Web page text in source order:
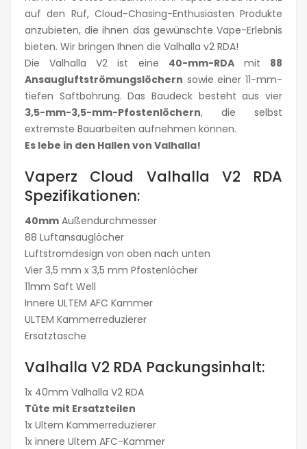
auf den Ruf, Cloud-Chasing-Enthusiasten Produkte
anzubieten, die ihnen das gewünschte Vape-Erlebnis
bieten. Wir bringen Ihnen die Valhalla v2 RDA!
Die Valhalla V2 ist eine 40-mm-RDAmit 88
Ansaugluftströmungslöchern sowie einer 11-mm-
tiefen Saftbohrung. Das Baudeck besteht aus vier
3,5-mm-3,5-mm-Pfostenlöchern, die selbst
extremste Bauarbeiten aufnehmen können.
Es lebe in den Hallen von Valhalla!
Vaperz Cloud Valhalla V2 RDA
Spezifikationen:
40mm Außendurchmesser
88 Luftansauglöcher
Luftstromdesign von oben nach unten
Vier 3,5 mm x 3,5 mm Pfostenlöcher
11mm Saft Well
Innere ULTEM AFC Kammer
ULTEM Kammerreduzierer
Ersatztasche
Valhalla V2 RDA Packungsinhalt:
1x 40mm Valhalla V2 RDA
Tüte mit Ersatzteilen
1x Ultem Kammerreduzierer
1x innere Ultem AFC-Kammer